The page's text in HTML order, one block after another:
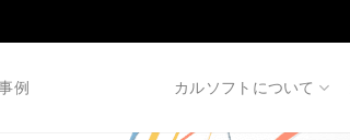
例 カルソフトについて